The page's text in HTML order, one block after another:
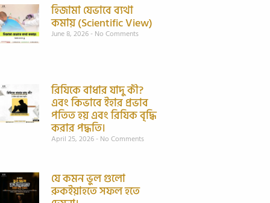
হিজামা যেভাবে ব্যথা
কমায় (Scientific View)
June 8, 2026 No Comments
রিযিকে বাধার যাদু কী?
এবং কিভাবে ইহার প্রভাব
পতিত হয় এবং রিযিক বৃদ্ধি
করার পদ্ধতি।
April 25, 2026 No Comments
যে কমন ভুল গুলো
রুকইয়াহতে সফল হতে